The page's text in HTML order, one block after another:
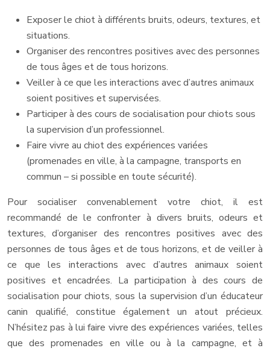
Exposer le chiot à différents bruits, odeurs, textures, et
situations.
Organiser des rencontres positives avec des personnes
de tous âges et de tous horizons.
Veiller à ce que les interactions avec d’autres animaux
soient positives et supervisées.
Participer à des cours de socialisation pour chiots sous
la supervision d’un professionnel.
Faire vivre au chiot des expériences variées
(promenades en ville, à la campagne, transports en
commun – si possible en toute sécurité).
Pour socialiser convenablement votre chiot, il est
recommandé de le confronter à divers bruits, odeurs et
textures, d’organiser des rencontres positives avec des
personnes de tous âges et de tous horizons, et de veiller à
ce que les interactions avec d’autres animaux soient
positives et encadrées. La participation à des cours de
socialisation pour chiots, sous la supervision d’un éducateur
canin qualifié, constitue également un atout précieux.
N’hésitez pas à lui faire vivre des expériences variées, telles
que des promenades en ville ou à la campagne, et à